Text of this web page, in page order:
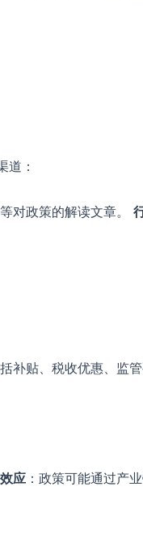
道：
对政策的解读文章。
补贴、税收优惠、监管
应 ：政策可能通过产